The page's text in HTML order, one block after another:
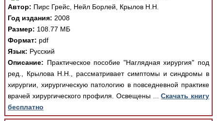
Автор: Пирс Грейс, Нейл Борлей, Крылов Н.Н.
Год издания: 2008
Размер: 108.77 МБ
Формат: pdf
Язык: Русский
Описание: Практическое пособие "Наглядная хирургия" под
ред., Крылова Н.Н., рассматривает симптомы и синдромы в
хирургии, хирургическую патологию в повседневной практике
врачей хирургического профиля. Освещены ...Скачать книгу
бесплатно